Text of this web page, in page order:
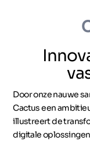
Door onze nauwe
Cactus een
illustreert de
digitale